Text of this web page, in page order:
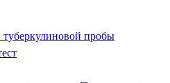
туберкулиновой пробы